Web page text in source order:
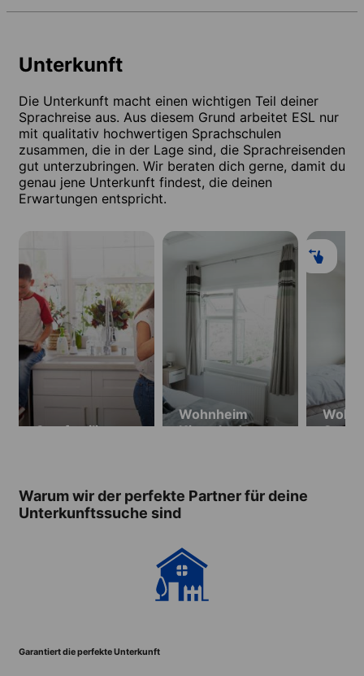
Unterkunft
Die Unterkunft macht einen wichtigen Teil deiner
Sprachreise aus. Aus diesem Grund arbeitet ESL nur
mit qualitativ hochwertigen Sprachschulen
zusammen, die in der Lage sind, die Sprachreisenden
gut unterzubringen. Wir beraten dich gerne, damit du
genau jene Unterkunft findest, die deinen
Erwartungen entspricht.
Gastfamilie
Wohnheim
Kings Lodge
Warum wir der perfekte Partner für deine
Unterkunftssuche sind
Garantiert die perfekte Unterkunft